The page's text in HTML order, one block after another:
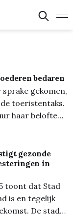
bedaren
gekomen,
toeristentaks.
haar belofte
nakomen, aldus
Het
te stellen
gezonde
in
toont dat Stad
is en tegelijk
De stad